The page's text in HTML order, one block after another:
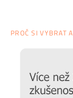
208.48 kB
offset_table.zip
PROČ SI VYBRAT